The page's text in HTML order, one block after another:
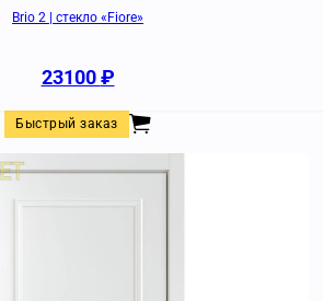
Brio 2 | стекло «Fiore»
23100₽
Быстрый заказ